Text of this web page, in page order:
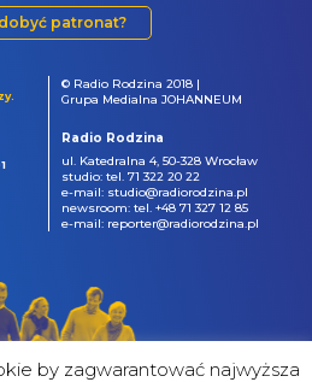
patronat?
© Radio Rodzina 2018 |
Grupa Medialna JOHANNEUM
Radio Rodzina
ul. Katedralna 4, 50-328 Wrocław
studio: tel. 71 322 20 22
e-mail: studio@radiorodzina.pl
newsroom: tel. +48 71 327 12 85
e-mail: reporter@radiorodzina.pl
by zagwarantować najwyższa